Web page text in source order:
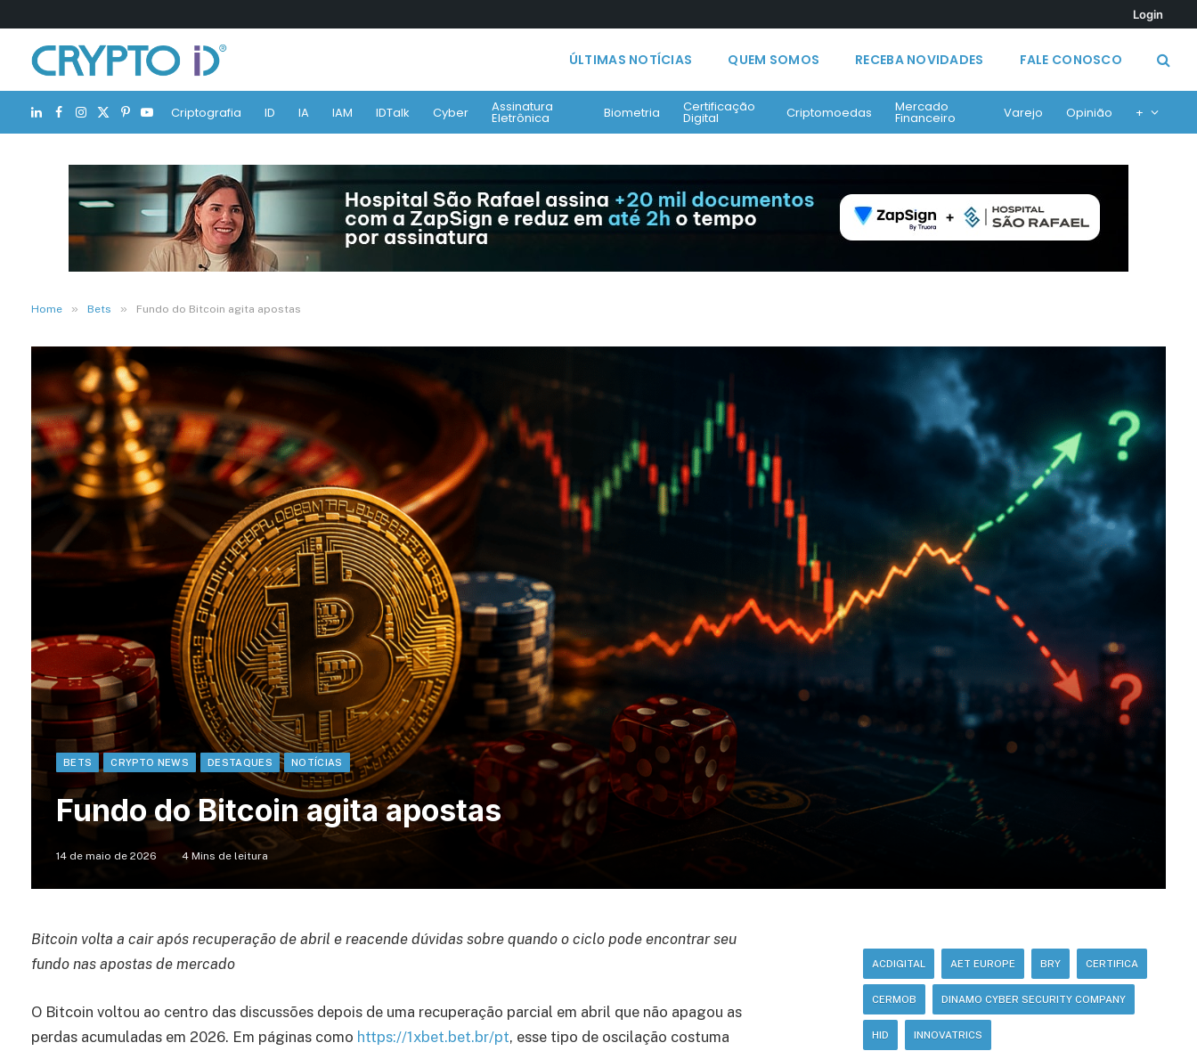
Login
ÚLTIMAS NOTÍCIAS QUEM SOMOS RECEBA NOVIDADES FALE CONOSCO
LinkedIn
Facebook
Instagram
X
(Twitter)
Pinterest
YouTubeCriptografia ID IA IAM IDTalk Cyber Assinatura
Eletrônica Biometria Certificação
Digital Criptomoedas Mercado
Financeiro Varejo Opinião +
Home » Bets » Fundo do Bitcoin agita apostas
BETS CRYPTO NEWS DESTAQUES NOTÍCIAS
Fundo do Bitcoin agita apostas
14 de maio de 2026 4 Mins de leitura
Bitcoin volta a cair após recuperação de abril e reacende dúvidas sobre quando o ciclo pode encontrar seu
fundo nas apostas de mercado
O Bitcoin voltou ao centro das discussões depois de uma recuperação parcial em abril que não apagou as
perdas acumuladas em 2026. Em páginas como https://1xbet.bet.br/pt, esse tipo de oscilação costuma
ACDIGITAL AET EUROPE BRY CERTIFICA
CERMOB DINAMO CYBER SECURITY COMPANY
HID INNOVATRICS